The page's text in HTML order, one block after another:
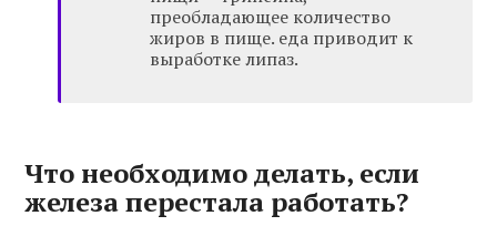
преобладающее количество
жиров в пище. еда приводит к
выработке липаз.
Что необходимо делать, если
железа перестала работать?